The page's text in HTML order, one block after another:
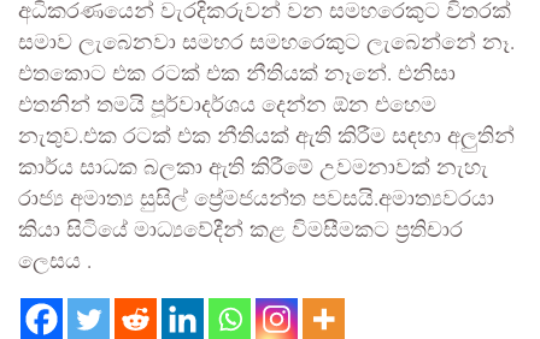
අධිකරණයෙන් වැරදිකරුවන් වන සමහරෙකුට විතරක්
සමාව ලැබෙනවා සමහර සමහරෙකුට ලැබෙන්නේ නෑ.
එතකොට එක රටක් එක නීතියක් නෑනේ. එනිසා
එතනින් තමයි පූර්වාදර්ශය දෙන්න ඕන එහෙම
නැතුව.එක රටක් එක නීතියක් ඇති කිරීම සඳහා අලුතින්
කාර්ය සාධක බලකා ඇති කිරීමේ උවමනාවක් නැහැ
රාජ්‍ය අමාත්‍ය සුසිල් ප්‍රේමජයන්ත පවසයි.අමාත්‍යවරයා
කියා සිටියේ මාධ්‍යවේදීන් කළ විමසීමකට ප්‍රතිචාර
ලෙසය .